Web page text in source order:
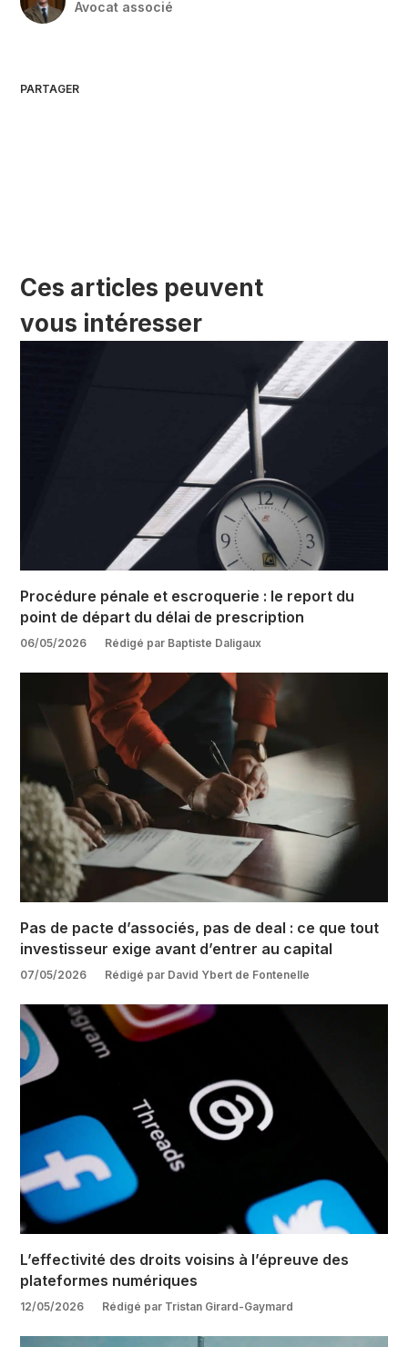
Avocat associé
PARTAGER
Ces articles peuvent
vous intéresser
L’effectivité des droits voisins à l’épreuve des
plateformes numériques
12/05/2026 Rédigé par Tristan Girard-Gaymard
Pas de pacte d’associés, pas de deal : ce que tout
investisseur exige avant d’entrer au capital
07/05/2026 Rédigé par David Ybert de Fontenelle
Procédure pénale et escroquerie : le report du
point de départ du délai de prescription
06/05/2026 Rédigé par Baptiste Daligaux